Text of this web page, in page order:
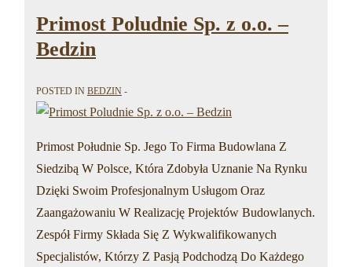
Primost Poludnie Sp. z o.o. –
Bedzin
POSTED IN BEDZIN
Primost Południe Sp. Jego To Firma Budowlana Z
Siedzibą W Polsce, Która Zdobyła Uznanie Na Rynku
Dzięki Swoim Profesjonalnym Usługom Oraz
Zaangażowaniu W Realizację Projektów Budowlanych.
Zespół Firmy Składa Się Z Wykwalifikowanych
Specjalistów, Którzy Z Pasją Podchodzą Do Każdego